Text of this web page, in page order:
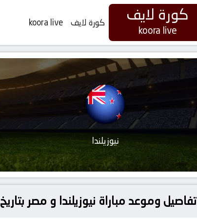
كورة لايف
koora live
كورة لايف koora live
نيوزيلندا
تفاصيل وموعد مباراة نيوزيلندا و مصر بتاريخ 2026-06-22 في دوري دولي, كأس العالم – المجموعة ز